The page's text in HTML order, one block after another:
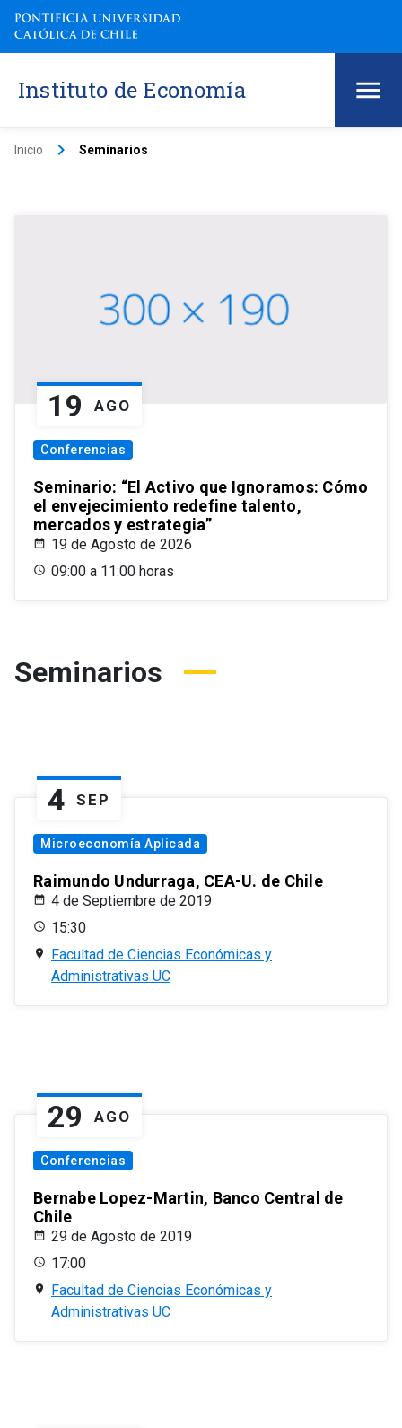
Instituto de Economía
Inicio keyboard_arrow_right Seminarios
19 AGO
Conferencias
Seminario: “El Activo que Ignoramos: Cómo
el envejecimiento redefine talento,
mercados y estrategia”
19 de Agosto de 2026
09:00 a 11:00 horas
Seminarios
4 SEP
Microeconomía Aplicada
Raimundo Undurraga, CEA-U. de Chile
4 de Septiembre de 2019
15:30
Facultad de Ciencias Económicas y
Administrativas UC
29 AGO
Conferencias
Bernabe Lopez-Martin, Banco Central de
Chile
29 de Agosto de 2019
17:00
Facultad de Ciencias Económicas y
Administrativas UC